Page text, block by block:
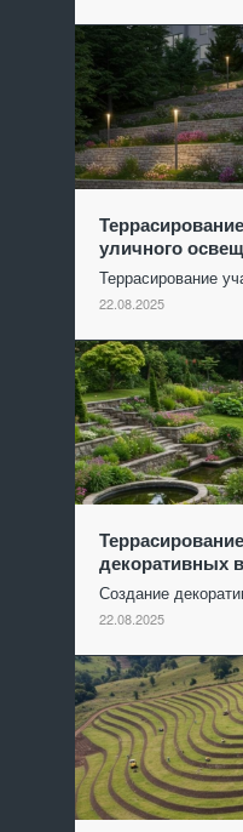
уличного
Террасирование
22.08.2025
декоративных
Создание
22.08.2025